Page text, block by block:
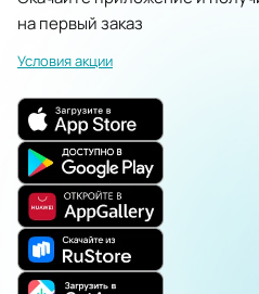
на первый заказ
Условия акции